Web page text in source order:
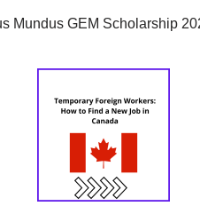
Mundus GEM Scholarship